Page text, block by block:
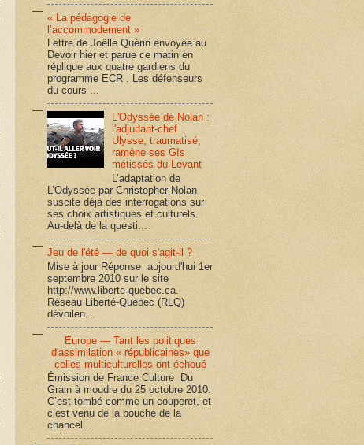
« La pédagogie de
l’accommodement »
Lettre de Joëlle Quérin envoyée au
Devoir hier et parue ce matin en
réplique aux quatre gardiens du
programme ECR . Les défenseurs
du cours ...
L'Odyssée de Nolan :
l'adjudant-chef
Ulysse, traumatisé,
ramène ses GIs
métissés du Levant
L’adaptation de
L’Odyssée par Christopher Nolan
suscite déjà des interrogations sur
ses choix artistiques et culturels.
Au-delà de la questi...
Jeu de l'été — de quoi s'agit-il ?
Mise à jour Réponse aujourd'hui 1er
septembre 2010 sur le site
http://www.liberte-quebec.ca.
Réseau Liberté-Québec (RLQ)
dévoilen...
Europe — Tant les politiques
d'assimilation « républicaines» que
celles multiculturelles ont échoué
Émission de France Culture Du
Grain à moudre du 25 octobre 2010.
C’est tombé comme un couperet, et
c’est venu de la bouche de la
chancel...